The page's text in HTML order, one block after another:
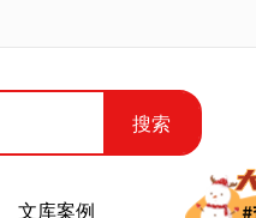
搜索
文库案例